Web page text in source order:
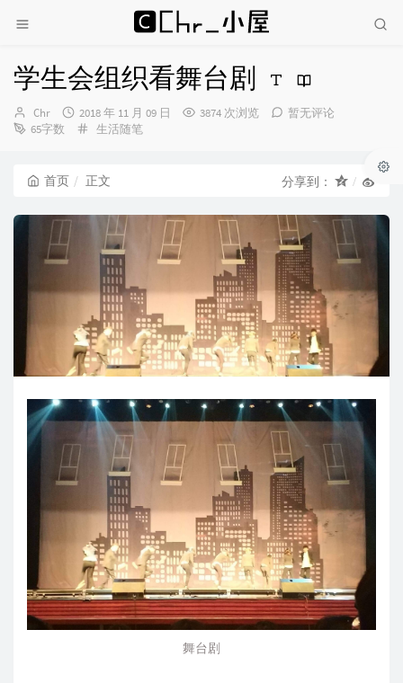
学生会组织看舞台剧
博
主：
Chr
发
布
2018 年 11 月 09 日 3874 次浏览
暂无评论
65字数
分
生活随笔
首页 正文 分享到：
舞台剧